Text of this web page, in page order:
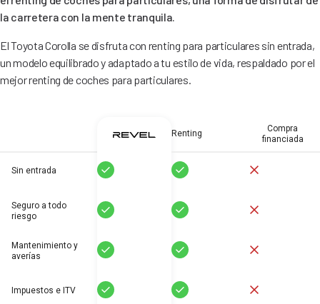
la carretera con la mente tranquila.
El Toyota Corolla se disfruta con renting para particulares sin entrada,
un modelo equilibrado y adaptado a tu estilo de vida, respaldado por el
mejor renting de coches para particulares.
Renting
Compra
financiada
Sin entrada Sí Sí
Seguro a todo
riesgo
Sí Sí
Mantenimiento y
averías
Sí Sí
Impuestos e ITV Sí Sí